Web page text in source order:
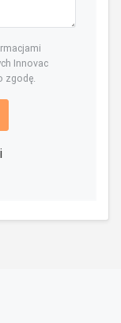
Innovac
zgodę.